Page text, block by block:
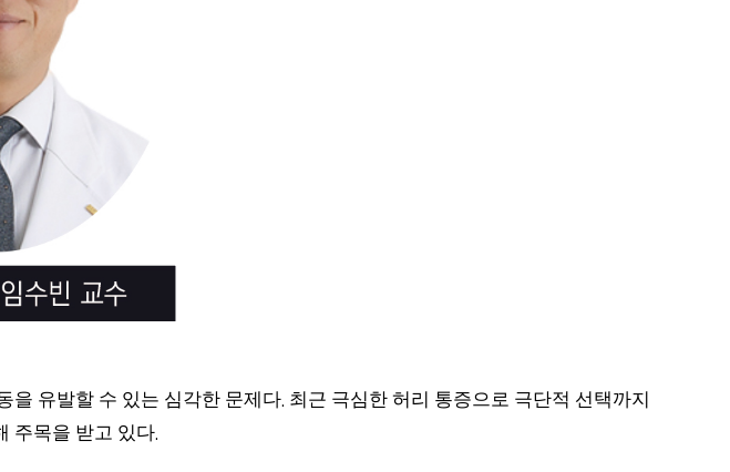
을 유발할 수 있는 심각한 문제다. 최근 극심한 허리 통증으로 극단적 선택까지
주목을 받고 있다.